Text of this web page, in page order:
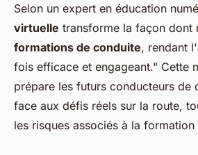
Selon un expert en éducation
virtuelle transforme la façon dont
formations de conduite, rendant
fois efficace et engageant." Cette
prépare les futurs conducteurs de
face aux défis réels sur la route,
les risques associés à la